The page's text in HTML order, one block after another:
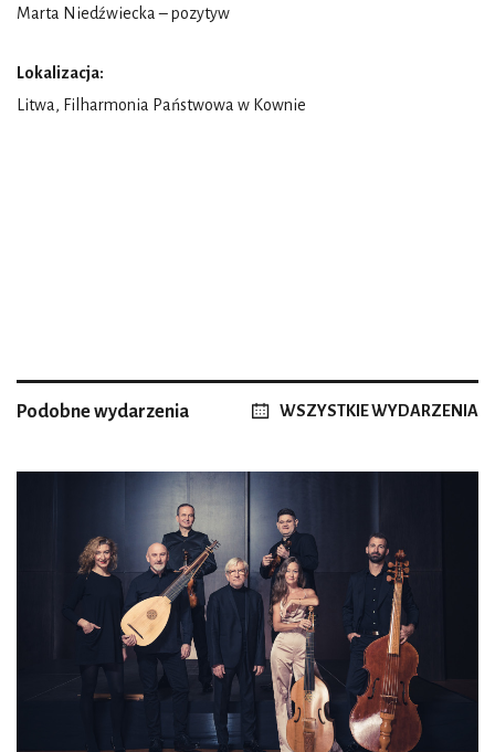
Marta Niedźwiecka – pozytyw
Lokalizacja:
Litwa, Filharmonia Państwowa w Kownie
Podobne wydarzenia WSZYSTKIE WYDARZENIA